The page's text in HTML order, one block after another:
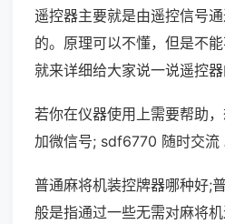
遥控器主要就是由遥控信号
的。原理可以不懂，但是不
就来详细给大家说一说遥控器
若你在仪器使用上需要帮助
加微信号; sdf6770 随时交流
普通麻将机装控牌器哪种好;
般是指通过一些无需对麻将